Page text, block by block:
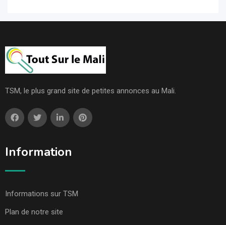
TSM, le plus grand site de petites annonces au Mali.
Information
Informations sur TSM
Plan de notre site